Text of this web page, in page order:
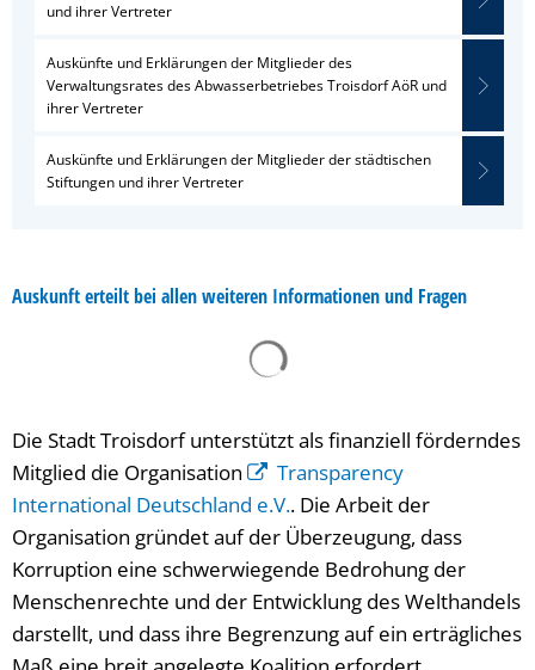
und ihrer Vertreter
Auskünfte und Erklärungen der Mitglieder des
Verwaltungsrates des Abwasserbetriebes Troisdorf AöR und
ihrer Vertreter
Auskünfte und Erklärungen der Mitglieder der städtischen
Stiftungen und ihrer Vertreter
Auskunft erteilt bei allen weiteren Informationen und Fragen
Die Stadt Troisdorf unterstützt als finanziell förderndes
Mitglied die Organisation
Transparency
International Deutschland e.V.. Die Arbeit der
Organisation gründet auf der Überzeugung, dass
Korruption eine schwerwiegende Bedrohung der
Menschenrechte und der Entwicklung des Welthandels
darstellt, und dass ihre Begrenzung auf ein erträgliches